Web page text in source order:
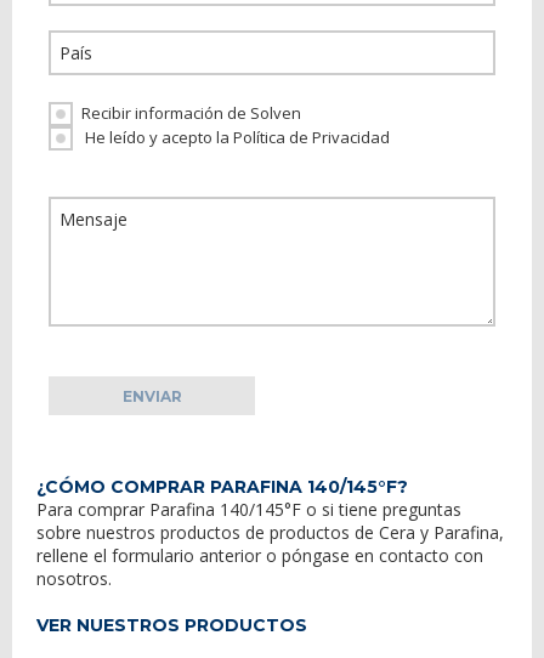
Recibir información de Solven
He leído y acepto la Política de Privacidad
¿CÓMO COMPRAR PARAFINA 140/145°F?
Para comprar Parafina 140/145°F o si tiene preguntas
sobre nuestros productos de productos de Cera y Parafina,
rellene el formulario anterior o póngase en contacto con
nosotros.
VER NUESTROS PRODUCTOS